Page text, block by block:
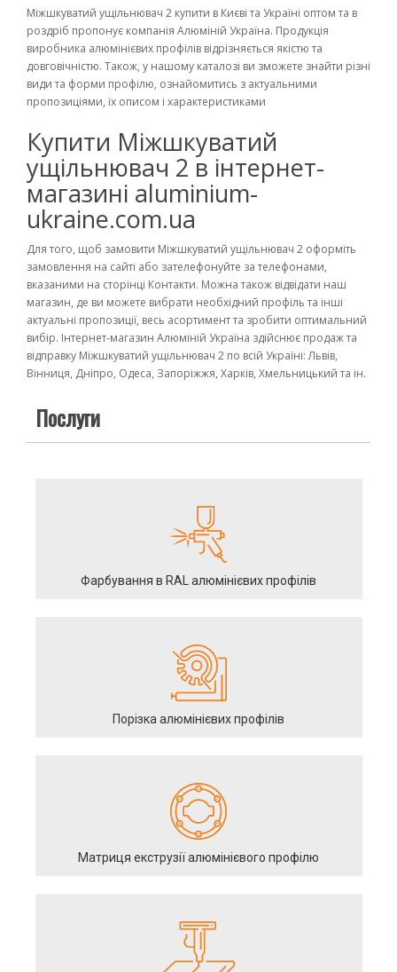
Міжшкуватий ущільнювач 2 купити в Києві та Україні оптом та в
роздріб пропонує компанія Алюміній Україна. Продукція
виробника алюмінієвих профілів відрізняється якістю та
довговічністю. Також, у нашому каталозі ви зможете знайти різні
види та форми профілю, ознайомитись з актуальними
пропозиціями, їх описом і характеристиками
Купити Міжшкуватий
ущільнювач 2 в інтернет-
магазині aluminium-
ukraine.com.ua
Для того, щоб замовити Міжшкуватий ущільнювач 2 оформіть
замовлення на сайті або зателефонуйте за телефонами,
вказаними на сторінці Контакти. Можна також відвідати наш
магазин, де ви можете вибрати необхідний профіль та інші
актуальні пропозиції, весь асортимент та зробити оптимальний
вибір. Інтернет-магазин Алюміній Україна здійснює продаж та
відправку Міжшкуватий ущільнювач 2 по всій Україні: Львів,
Вінниця, Дніпро, Одеса, Запоріжжя, Харків, Хмельницький та ін.
Послуги
Фарбування в RAL алюмінієвих профілів
Порізка алюмінієвих профілів
Матриця екструзії алюмінієвого профілю